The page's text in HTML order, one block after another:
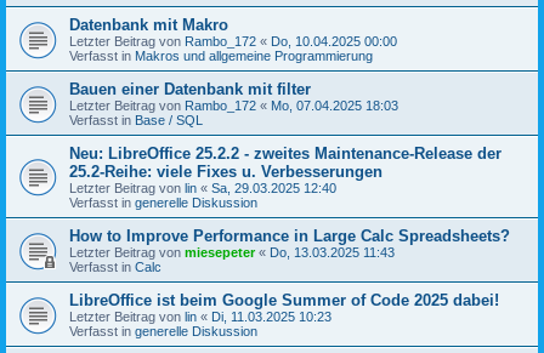
Datenbank mit Makro
Letzter Beitrag von Rambo_172 « Do, 10.04.2025 00:00
Verfasst in Makros und allgemeine Programmierung
Bauen einer Datenbank mit filter
Letzter Beitrag von Rambo_172 « Mo, 07.04.2025 18:03
Verfasst in Base / SQL
Neu: LibreOffice 25.2.2 - zweites Maintenance-Release der
25.2-Reihe: viele Fixes u. Verbesserungen
Letzter Beitrag von lin « Sa, 29.03.2025 12:40
Verfasst in generelle Diskussion
How to Improve Performance in Large Calc Spreadsheets?
Letzter Beitrag von miesepeter« Do, 13.03.2025 11:43
Verfasst in Calc
LibreOffice ist beim Google Summer of Code 2025 dabei!
Letzter Beitrag von lin « Di, 11.03.2025 10:23
Verfasst in generelle Diskussion